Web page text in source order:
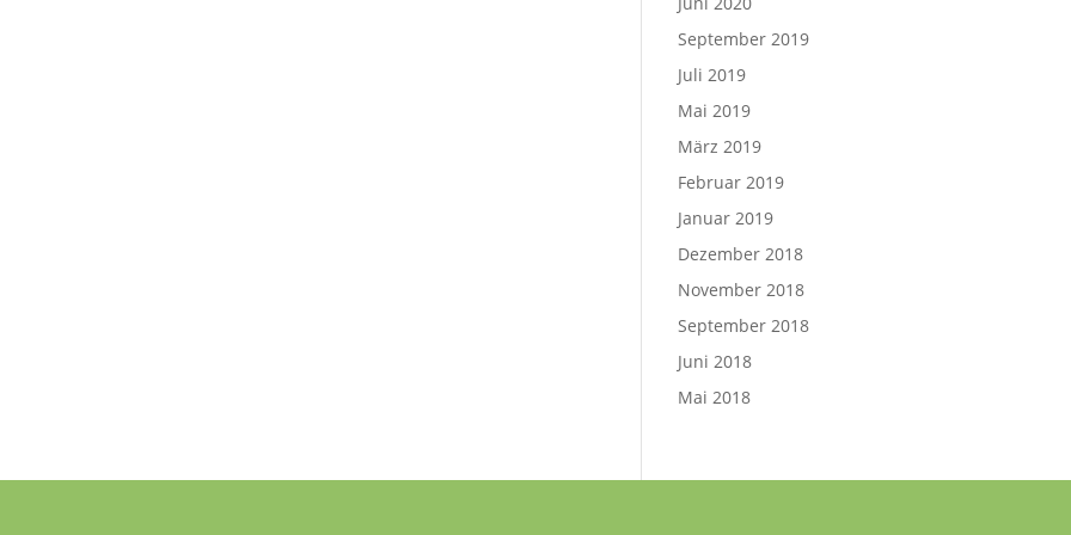
September 2019
Juli 2019
Mai 2019
März 2019
Februar 2019
Januar 2019
Dezember 2018
November 2018
September 2018
Juni 2018
Mai 2018